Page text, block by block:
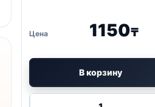
1150₸
В корзину